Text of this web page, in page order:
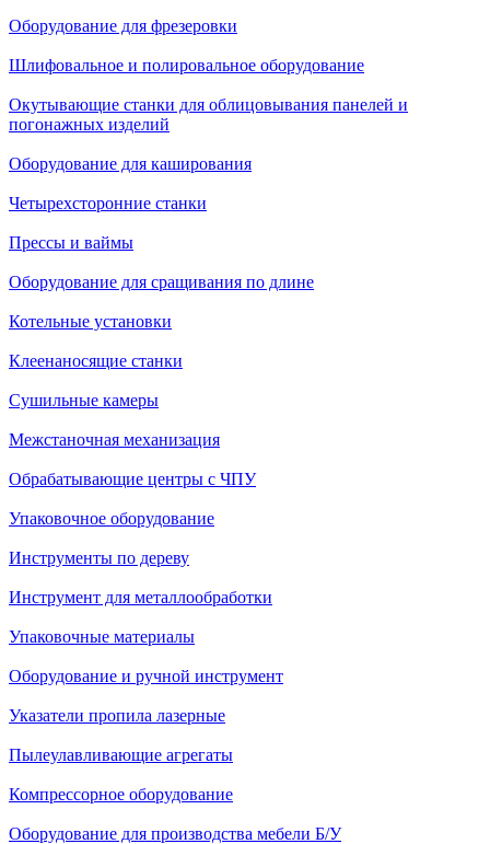
Оборудование для фрезеровки
Шлифовальное и полировальное оборудование
Окутывающие станки для облицовывания панелей и
погонажных изделий
Оборудование для каширования
Четырехсторонние станки
Прессы и ваймы
Оборудование для сращивания по длине
Котельные установки
Клеенаносящие станки
Сушильные камеры
Межстаночная механизация
Обрабатывающие центры с ЧПУ
Упаковочное оборудование
Инструменты по дереву
Инструмент для металлообработки
Упаковочные материалы
Оборудование и ручной инструмент
Указатели пропила лазерные
Пылеулавливающие агрегаты
Компрессорное оборудование
Оборудование для производства мебели Б/У